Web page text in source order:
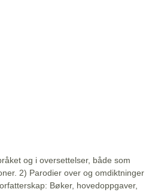
og i oversettelser, både som
2) Parodier over og omdiktninger
Bøker, hovedoppgaver,